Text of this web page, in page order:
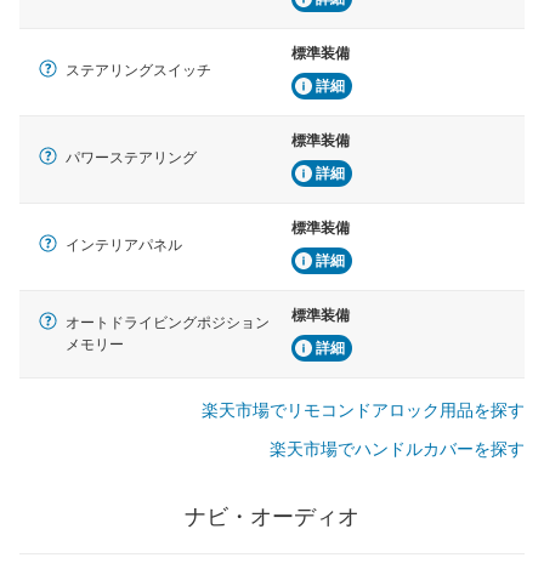
ステアリングスイッチ
標準装備
詳細
パワーステアリング
標準装備
詳細
インテリアパネル
標準装備
詳細
オートドライビングポジション
メモリー
標準装備
詳細
楽天市場でリモコンドアロック用品を探す
楽天市場でハンドルカバーを探す
ナビ・オーディオ